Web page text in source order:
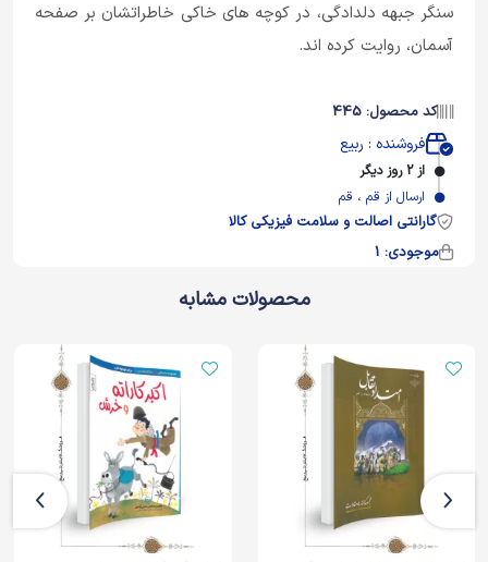
سنگر جبهه دلدادگی، در کوچه های خاکی خاطراتشان بر صفحه
آسمان، روایت کرده اند.
کد محصول: 445
فروشنده : ربیع
از 2 روز دیگر
ارسال از قم ، قم
گارانتی اصالت و سلامت فیزیکی کالا
موجودی: 1
محصولات مشابه